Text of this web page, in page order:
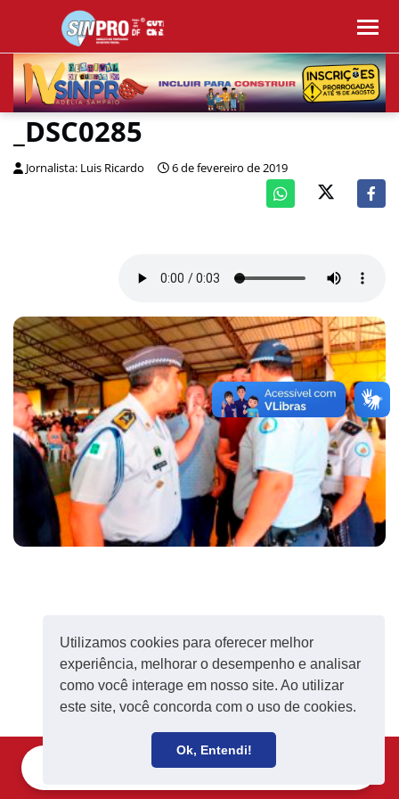
Utilizamos cookies para oferecer melhor
experiência, melhorar o desempenho e analisar
como você interage em nosso site. Ao utilizar
este site, você concorda com o uso de cookies.
Ok, Entendi!
_DSC0285
Jornalista: Luis Ricardo 6 de fevereiro de 2019
Receba notícias